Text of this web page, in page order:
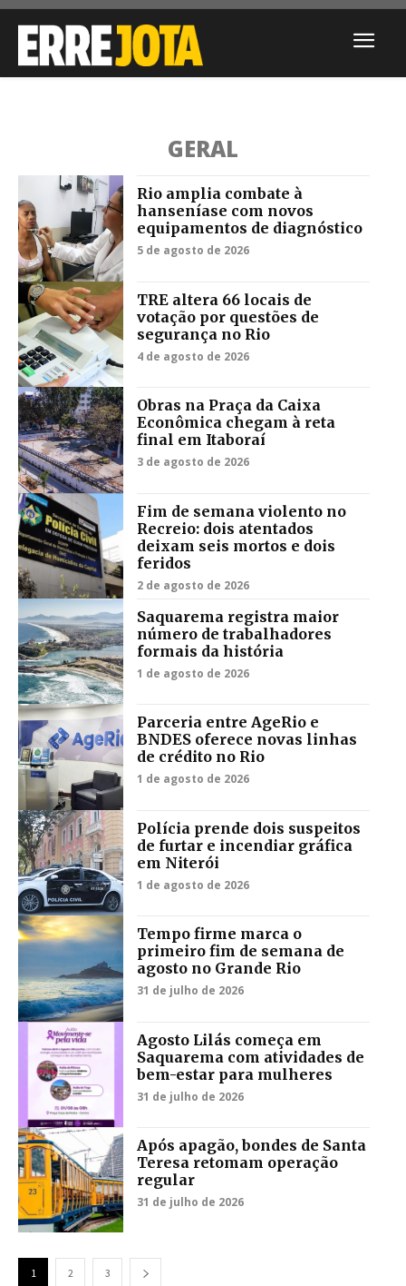
GERAL
Rio amplia combate à
hanseníase com novos
equipamentos de diagnóstico
5 de agosto de 2026
TRE altera 66 locais de
votação por questões de
segurança no Rio
4 de agosto de 2026
Obras na Praça da Caixa
Econômica chegam à reta
final em Itaboraí
3 de agosto de 2026
Fim de semana violento no
Recreio: dois atentados
deixam seis mortos e dois
feridos
2 de agosto de 2026
Saquarema registra maior
número de trabalhadores
formais da história
1 de agosto de 2026
Parceria entre AgeRio e
BNDES oferece novas linhas
de crédito no Rio
1 de agosto de 2026
Polícia prende dois suspeitos
de furtar e incendiar gráfica
em Niterói
1 de agosto de 2026
Tempo firme marca o
primeiro fim de semana de
agosto no Grande Rio
31 de julho de 2026
Agosto Lilás começa em
Saquarema com atividades de
bem-estar para mulheres
31 de julho de 2026
Após apagão, bondes de Santa
Teresa retomam operação
regular
31 de julho de 2026
1 2 3